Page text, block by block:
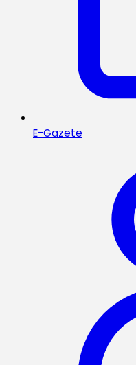
E-Gazete